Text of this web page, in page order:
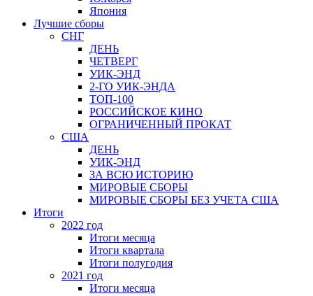
Япония
Лучшие сборы
СНГ
ДЕНЬ
ЧЕТВЕРГ
УИК-ЭНД
2-ГО УИК-ЭНДА
ТОП-100
РОССИЙСКОЕ КИНО
ОГРАНИЧЕННЫЙ ПРОКАТ
США
ДЕНЬ
УИК-ЭНД
ЗА ВСЮ ИСТОРИЮ
МИРОВЫЕ СБОРЫ
МИРОВЫЕ СБОРЫ БЕЗ УЧЕТА США
Итоги
2022 год
Итоги месяца
Итоги квартала
Итоги полугодия
2021 год
Итоги месяца